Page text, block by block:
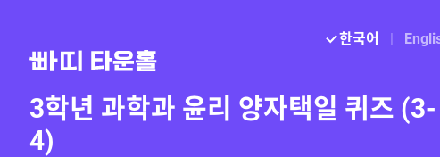
한국어 |
3학년 과학과 윤리 양자택일 퀴즈 (3-
4)